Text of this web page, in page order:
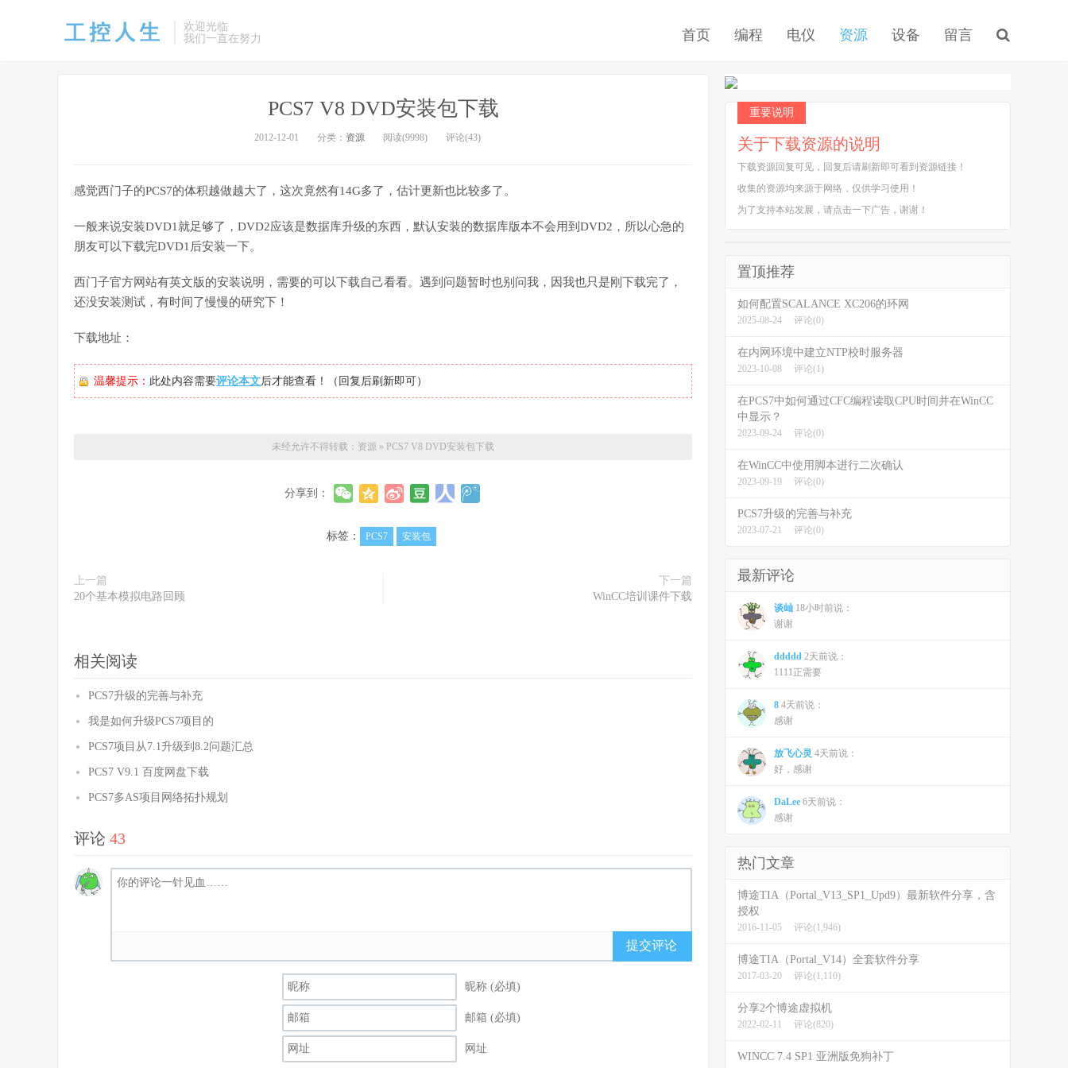
欢迎光临
我们一直在努力
首页 编程 电仪 资源 设备 留言
PCS7 V8 DVD安装包下载
2012-12-01 分类： 资源 阅读(9998) 评论(43)
感觉西门子的PCS7的体积越做越大了，这次竟然有14G多了，估计更新也比较多了。
一般来说安装DVD1就足够了，DVD2应该是数据库升级的东西，默认安装的数据库版本不会用到DVD2，所以心急的
朋友可以下载完DVD1后安装一下。
西门子官方网站有英文版的安装说明，需要的可以下载自己看看。遇到问题暂时也别问我，因我也只是刚下载完了，
还没安装测试，有时间了慢慢的研究下！
下载地址：
温馨提示： 此处内容需要评论本文后才能查看！（回复后刷新即可）
未经允许不得转载： 资源 » PCS7 V8 DVD安装包下载
分享到：
标签： PCS7 安装包
上一篇
20个基本模拟电路回顾
下一篇
WinCC培训课件下载
相关阅读
PCS7升级的完善与补充
我是如何升级PCS7项目的
PCS7项目从7.1升级到8.2问题汇总
PCS7 V9.1 百度网盘下载
PCS7多AS项目网络拓扑规划
评论 43
提交评论
昵称 (必填)
邮箱 (必填)
网址
重要说明
关于下载资源的说明
下载资源回复可见，回复后请刷新即可看到资源链接！
收集的资源均来源于网络，仅供学习使用！
为了支持本站发展，请点击一下广告，谢谢！
置顶推荐
如何配置SCALANCE XC206的环网
2025-08-24 评论(0)
在内网环境中建立NTP校时服务器
2023-10-08 评论(1)
在PCS7中如何通过CFC编程读取CPU时间并在WinCC
中显示？
2023-09-24 评论(0)
在WinCC中使用脚本进行二次确认
2023-09-19 评论(0)
PCS7升级的完善与补充
2023-07-21 评论(0)
最新评论
谈屾 18小时前说：
谢谢
ddddd 2天前说：
1111正需要
8 4天前说：
感谢
放飞心灵 4天前说：
好，感谢
DaLee 6天前说：
感谢
热门文章
博途TIA（Portal_V13_SP1_Upd9）最新软件分享，含
授权
2016-11-05 评论(1,946)
博途TIA（Portal_V14）全套软件分享
2017-03-20 评论(1,110)
分享2个博途虚拟机
2022-02-11 评论(820)
WINCC 7.4 SP1 亚洲版免狗补丁